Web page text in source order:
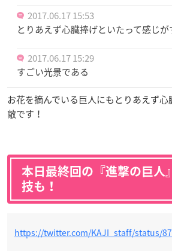
2017.06.17 15:53
とりあえず心臓捧げといたって感じが
2017.06.17 15:29
すごい光景である
お花を摘んでいる巨人にもとりあえず
敵です！
本日最終回の『進撃の巨人
技も！
https://twitter.com/KAJI_staff/status/